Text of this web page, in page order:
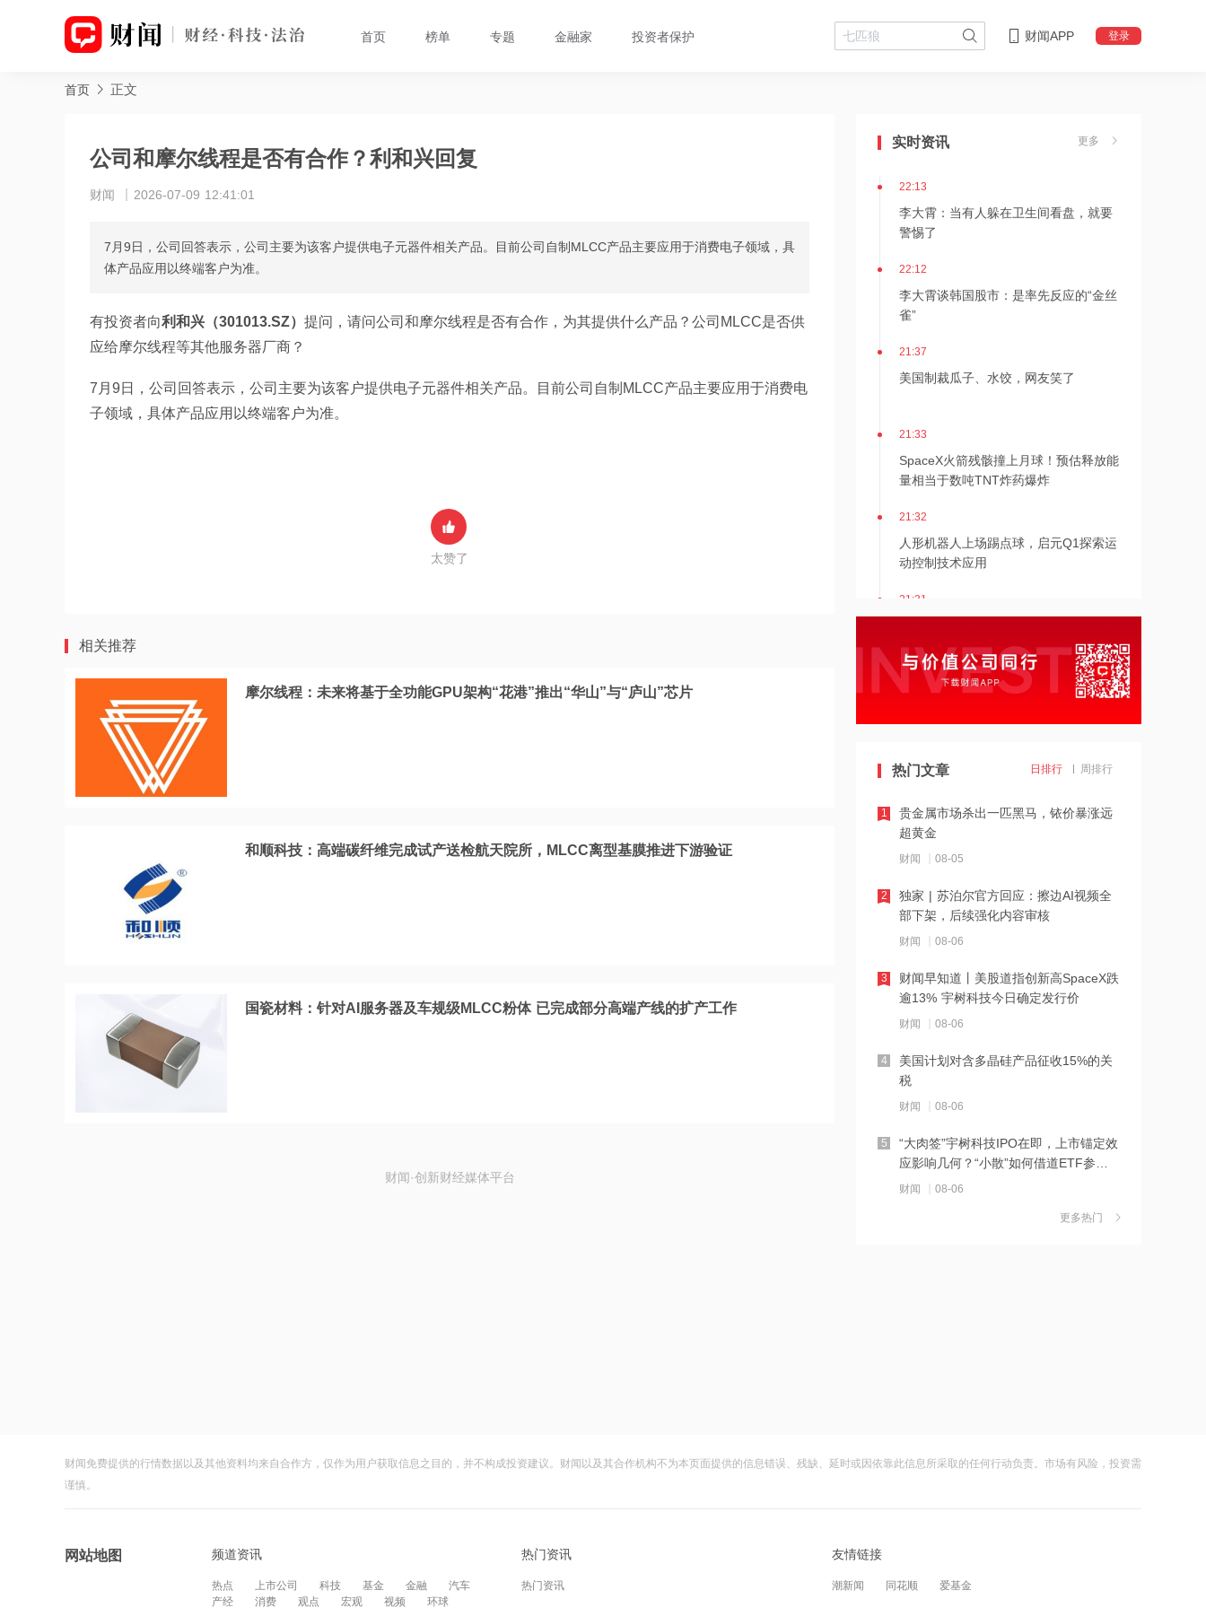
首页 榜单 专题 金融家 投资者保护 财闻APP 登录
首页 正文
公司和摩尔线程是否有合作？利和兴回复
财闻 2026-07-09 12:41:01
7月9日，公司回答表示，公司主要为该客户提供电子元器件相关产品。目前公司自制MLCC产品主要应用于消费电子领域，具
体产品应用以终端客户为准。
有投资者向利和兴（301013.SZ） 提问，请问公司和摩尔线程是否有合作，为其提供什么产品？公司MLCC是否供
应给摩尔线程等其他服务器厂商？
7月9日，公司回答表示，公司主要为该客户提供电子元器件相关产品。目前公司自制MLCC产品主要应用于消费电
子领域，具体产品应用以终端客户为准。
太赞了
相关推荐
摩尔线程：未来将基于全功能GPU架构“花港”推出“华山”与“庐山”芯片
和顺科技：高端碳纤维完成试产送检航天院所，MLCC离型基膜推进下游验证
国瓷材料：针对AI服务器及车规级MLCC粉体 已完成部分高端产线的扩产工作
财闻·创新财经媒体平台
实时资讯 更多
22:13
李大霄：当有人躲在卫生间看盘，就要
警惕了
22:12
李大霄谈韩国股市：是率先反应的“金丝
雀”
21:37
美国制裁瓜子、水饺，网友笑了
21:33
SpaceX火箭残骸撞上月球！预估释放能
量相当于数吨TNT炸药爆炸
21:32
人形机器人上场踢点球，启元Q1探索运
动控制技术应用
21:31
Mirendil与谷歌云签订超1亿美元合同，
21:30
依顿电子：拟与一元航天共同组建印制
电路板产业生态股权投资基金
级，目标价58.57港元
21:27
西部数据、闪迪、SK海力士盘前集体暴
跌！花旗、杰富瑞同日下调闪迪目标价
21:23
北证龙虎榜丨5股上榜，森合高科龙虎榜
净买入4653.21万元
21:18
台风“白海豚”逼近华东沿海 多部门会商
部署防汛防台风工作
21:17
摩根大通增持安井食品约4.91万股 每股
作价约72.97港元
21:16
摩根大通增持天岳先进27.46万股 每股
以“芯”技术加速具身智能跃迁
21:07
热门文章 日排行 周排行
贵金属市场杀出一匹黑马，铱价暴涨远
超黄金
财闻 08-05
1
独家 | 苏泊尔官方回应：擦边AI视频全
部下架，后续强化内容审核
财闻 08-06
2
财闻早知道丨美股道指创新高SpaceX跌
逾13% 宇树科技今日确定发行价
财闻 08-06
3
美国计划对含多晶硅产品征收15%的关
税
财闻 08-06
4
“大肉签”宇树科技IPO在即，上市锚定效
应影响几何？“小散”如何借道ETF参
与？
财闻 08-06
5
茉莉奶白陷降薪罗生门，当事人称：公
大涨152%！哈啰、美团单车“好伙伴”登
10
更多热门
财闻免费提供的行情数据以及其他资料均来自合作方，仅作为用户获取信息之目的，并不构成投资建议。财闻以及其合作机构不为本页面提供的信息错误、残缺、延时或因依靠此信息所采取的任何行动负责。市场有风险，投资需
谨慎。
网站地图 频道资讯
热点 上市公司 科技 基金 金融
汽车
产经
消费 观点 宏观 视频 环球
热门资讯
热门资讯
友情链接
潮新闻 同花顺 爱基金